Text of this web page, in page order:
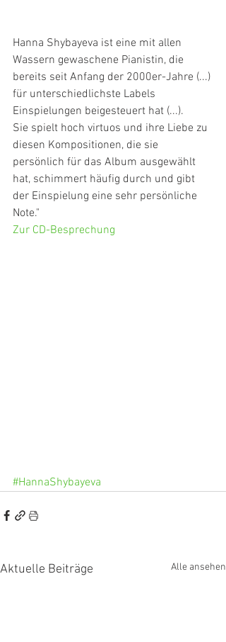
Hanna Shybayeva ist eine mit allen
Wassern gewaschene Pianistin, die
bereits seit Anfang der 2000er-Jahre (...)
für unterschiedlichste Labels
Einspielungen beigesteuert hat (...).
Sie spielt hoch virtuos und ihre Liebe zu
diesen Kompositionen, die sie
persönlich für das Album ausgewählt
hat, schimmert häufig durch und gibt
der Einspielung eine sehr persönliche
Note."
Zur CD-Besprechung
#HannaShybayeva
Aktuelle Beiträge Alle ansehen